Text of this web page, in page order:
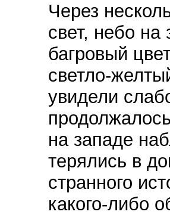
Через
свет, небо на
багровый
светло-
увидели
на западе
терялись в
странного
какого-либо